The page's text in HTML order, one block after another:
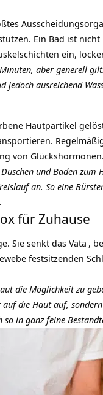
Ein Bad ist
ein,
aber generell
jedoch ausreichend
Hautpartikel
von Glückshormonen.
und Baden zum
an. So eine
für Zuhause
Sie senkt das Vata ,
festsitzenden
die Möglichkeit zu
auf die Haut auf,
in ganz feine